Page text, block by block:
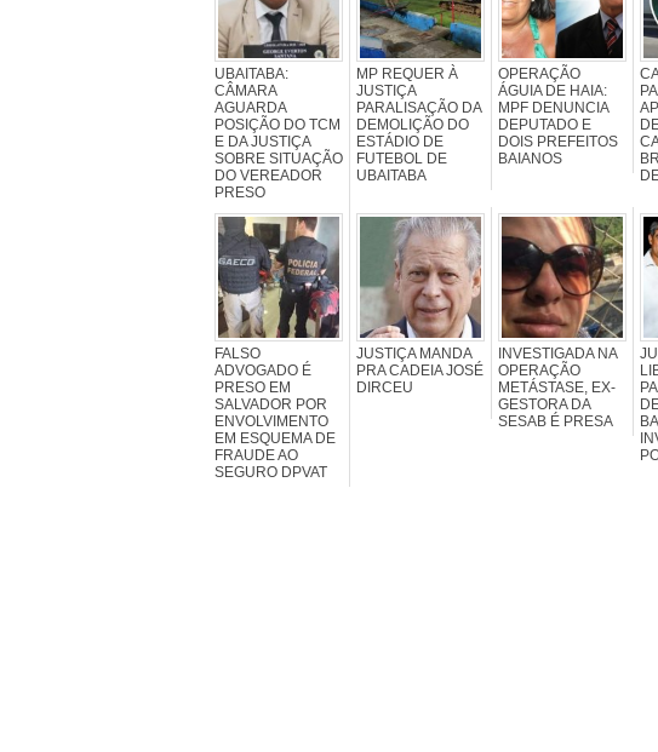
UBAITABA:
CÂMARA
AGUARDA
POSIÇÃO DO TCM
E DA JUSTIÇA
SOBRE SITUAÇÃO
DO VEREADOR
PRESO
MP REQUER À
JUSTIÇA
PARALISAÇÃO DA
DEMOLIÇÃO DO
ESTÁDIO DE
FUTEBOL DE
UBAITABA
OPERAÇÃO
ÁGUIA DE HAIA:
MPF DENUNCIA
DEPUTADO E
DOIS PREFEITOS
BAIANOS
FALSO
ADVOGADO É
PRESO EM
SALVADOR POR
ENVOLVIMENTO
EM ESQUEMA DE
FRAUDE AO
SEGURO DPVAT
JUSTIÇA MANDA
PRA CADEIA JOSÉ
DIRCEU
INVESTIGADA NA
OPERAÇÃO
METÁSTASE, EX-
GESTORA DA
SESAB É PRESA